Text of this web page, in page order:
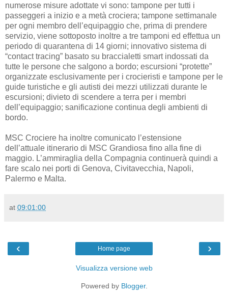
numerose misure adottate vi sono: tampone per tutti i
passeggeri a inizio e a metà crociera; tampone settimanale
per ogni membro dell’equipaggio che, prima di prendere
servizio, viene sottoposto inoltre a tre tamponi ed effettua un
periodo di quarantena di 14 giorni; innovativo sistema di
“contact tracing” basato su braccialetti smart indossati da
tutte le persone che salgono a bordo; escursioni “protette”
organizzate esclusivamente per i crocieristi e tampone per le
guide turistiche e gli autisti dei mezzi utilizzati durante le
escursioni; divieto di scendere a terra per i membri
dell’equipaggio; sanificazione continua degli ambienti di
bordo.
MSC Crociere ha inoltre comunicato l’estensione
dell’attuale itinerario di MSC Grandiosa fino alla fine di
maggio. L’ammiraglia della Compagnia continuerà quindi a
fare scalo nei porti di Genova, Civitavecchia, Napoli,
Palermo e Malta.
at 09:01:00
‹ ›
Home page
Visualizza versione web
Powered by Blogger.